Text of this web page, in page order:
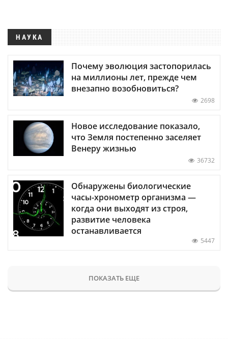
НАУКА
Почему эволюция застопорилась
на миллионы лет, прежде чем
внезапно возобновиться?
2698
Новое исследование показало,
что Земля постепенно заселяет
Венеру жизнью
36732
Обнаружены биологические
часы-хронометр организма —
когда они выходят из строя,
развитие человека
останавливается
5447
ПОКАЗАТЬ ЕЩЕ